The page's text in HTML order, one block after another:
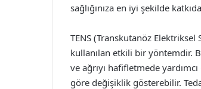
sağlığınıza en iyi şekilde
TENS (Transkutanöz
kullanılan etkili bir yöntemdir.
ve ağrıyı hafifletmede
göre değişiklik gösterebilir.